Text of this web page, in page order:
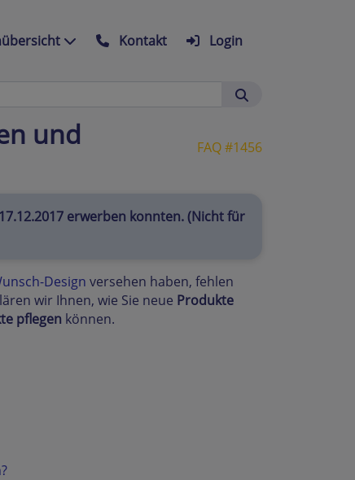
Kontakt Login
FAQ #1456
und
erwerben konnten. (Nicht für
Design versehen haben, fehlen
wir Ihnen, wie Sie neue Produkte
pflegen können.